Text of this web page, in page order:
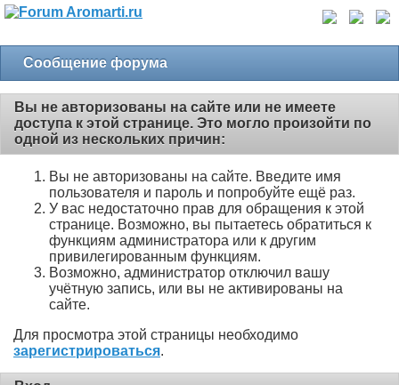
Сообщение форума
Вы не авторизованы на сайте или не имеете
доступа к этой странице. Это могло произойти по
одной из нескольких причин:
Вы не авторизованы на сайте. Введите имя
пользователя и пароль и попробуйте ещё раз.
У вас недостаточно прав для обращения к этой
странице. Возможно, вы пытаетесь обратиться к
функциям администратора или к другим
привилегированным функциям.
Возможно, администратор отключил вашу
учётную запись, или вы не активированы на
сайте.
Для просмотра этой страницы необходимо
зарегистрироваться.